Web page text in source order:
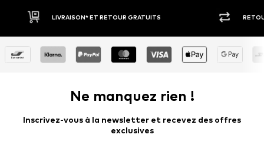
RETOUR SOUS 30 JOURS
Ne manquez rien !
Inscrivez-vous à la newsletter et recevez des offres
exclusives